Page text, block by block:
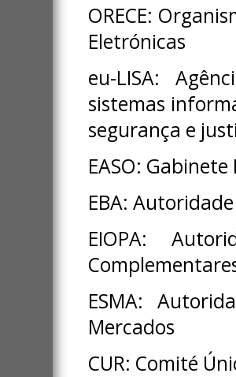
ORECE:
Eletrónicas
eu-LISA:
sistemas
segurança e
EASO:
EBA:
EIOPA:
ESMA:
Mercados
CUR: Comité